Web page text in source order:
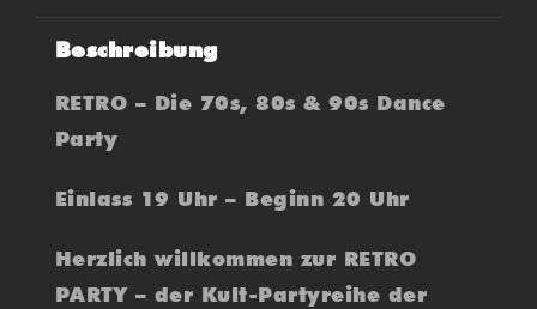
Beschreibung
RETRO – Die 70s, 80s & 90s Dance
Party
Einlass 19 Uhr – Beginn 20 Uhr
Herzlich willkommen zur RETRO
PARTY – der Kult-Partyreihe der